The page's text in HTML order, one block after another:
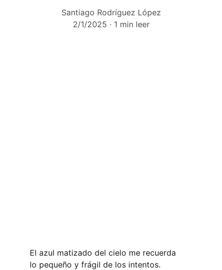
Santiago Rodríguez López
2/1/2025
1 min leer
El azul matizado del cielo me recuerda
lo pequeño y frágil de los intentos.